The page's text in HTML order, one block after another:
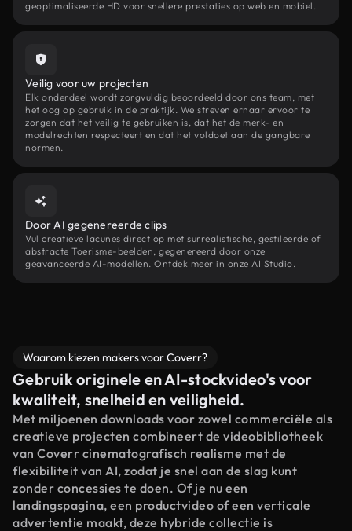
geoptimaliseerde HD voor snellere prestaties op web en mobiel.
Veilig voor uw projecten
Elk onderdeel wordt zorgvuldig beoordeeld door ons team, met
het oog op gebruik in de praktijk. We streven ernaar ervoor te
zorgen dat het veilig te gebruiken is, dat het de merk- en
modelrechten respecteert en dat het voldoet aan de gangbare
normen.
Door AI gegenereerde clips
Vul creatieve lacunes direct op met surrealistische, gestileerde of
abstracte Toerisme-beelden, gegenereerd door onze
geavanceerde AI-modellen. Ontdek meer in onze AI Studio.
Waarom kiezen makers voor Coverr?
Gebruik originele en AI-stockvideo's voor
kwaliteit, snelheid en veiligheid.
Met miljoenen downloads voor zowel commerciële als
creatieve projecten combineert de videobibliotheek
van Coverr cinematografisch realisme met de
flexibiliteit van AI, zodat je snel aan de slag kunt
zonder concessies te doen. Of je nu een
landingspagina, een productvideo of een verticale
advertentie maakt, deze hybride collectie is